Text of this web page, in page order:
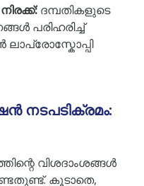
ദമ്പതികളുടെ
പരിഹരിച്ച്
നടപടിക്രമം:
വിശദാംശങ്ങൾ
കൂടാതെ,